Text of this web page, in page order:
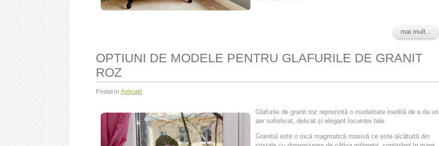
mai mult...
OPTIUNI DE MODELE PENTRU GLAFURILE DE GRANIT
ROZ
Postat in Aplicatii
Glafurile de granit roz reprezintă o modalitate inedită de a da un
aer sofisticat, delicat și elegant locuinței tale.
Granitul este o rocă magmatică masivă ce este alcătuită din